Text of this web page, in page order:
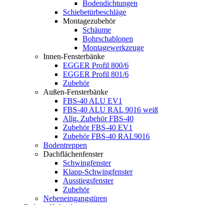
Bodendichtungen
Schiebetürbeschläge
Montagezubehör
Schäume
Bohrschablonen
Montagewerkzeuge
Innen-Fensterbänke
EGGER Profil 800/6
EGGER Profil 801/6
Zubehör
Außen-Fensterbänke
FBS-40 ALU EV1
FBS-40 ALU RAL 9016 weiß
Allg. Zubehör FBS-40
Zubehör FBS-40 EV1
Zubehör FBS-40 RAL9016
Bodentreppen
Dachflächenfenster
Schwingfenster
Klapp-Schwingfenster
Ausstiegsfenster
Zubehör
Nebeneingangstüren